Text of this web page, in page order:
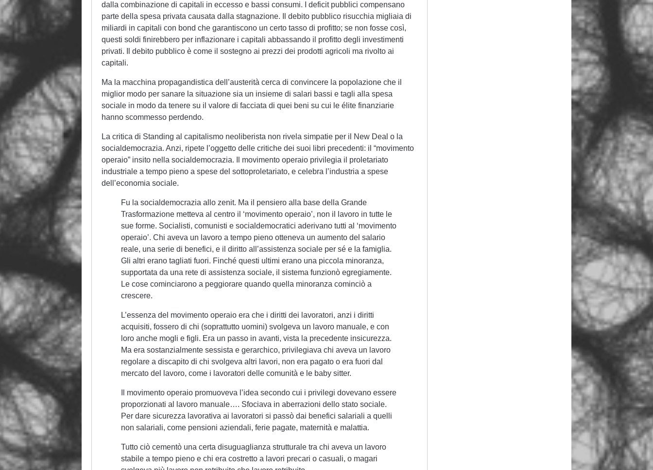
dalla combinazione di capitali in eccesso e bassi consumi. I deficit pubblici compensano
parte della spesa privata causata dalla stagnazione. Il debito pubblico risucchia migliaia di
miliardi in capitali con bond che garantiscono un certo tasso di profitto; se non fosse così,
questi soldi finirebbero per inflazionare i capitali abbassando il profitto degli investimenti
privati. Il debito pubblico è come il sostegno ai prezzi dei prodotti agricoli ma rivolto ai
capitali.
Ma la macchina propagandistica dell’austerità cerca di convincere la popolazione che il
miglior modo per sanare la situazione sia un insieme di salari bassi e tagli alla spesa
sociale in modo da tenere su il valore di facciata di quei beni su cui le élite finanziarie
hanno scommesso perdendo.
La critica di Standing al capitalismo neoliberista non rivela simpatie per il New Deal o la
socialdemocrazia. Anzi, ripete l’oggetto delle critiche dei suoi libri precedenti: il “movimento
operaio” insito nella socialdemocrazia. Il movimento operaio privilegia il proletariato
industriale a tempo pieno a spese del sottoproletariato, e celebra l’industria a spese
dell’economia sociale.
Fu la socialdemocrazia allo zenit. Ma il pensiero alla base della Grande
Trasformazione metteva al centro il ‘movimento operaio’, non il lavoro in tutte le
sue forme. Socialisti, comunisti e socialdemocratici aderivano tutti al ‘movimento
operaio’. Chi aveva un lavoro a tempo pieno otteneva un aumento del salario
reale, una serie di benefici, e il diritto all’assistenza sociale per sé e la famiglia.
Gli altri erano tagliati fuori. Finché questi ultimi erano una piccola minoranza,
supportata da una rete di assistenza sociale, il sistema funzionò egregiamente.
Le cose cominciarono a peggiorare quando quella minoranza cominciò a
crescere.
L’essenza del movimento operaio era che i diritti dei lavoratori, anzi i diritti
acquisiti, fossero di chi (soprattutto uomini) svolgeva un lavoro manuale, e con
loro anche mogli e figli. Era un passo in avanti, vista la precedente insicurezza.
Ma era sostanzialmente sessista e gerarchico, privilegiava chi aveva un lavoro
regolare a discapito di chi svolgeva altri lavori, non era pagato o era fuori dal
mercato del lavoro, come i lavoratori delle comunità e le baby sitter.
Il movimento operaio promuoveva l’idea secondo cui i privilegi dovevano essere
proporzionati al lavoro manuale…. Sfociava in aberrazioni dello stato sociale.
Per dare sicurezza lavorativa ai lavoratori si passò dai benefici salariali a quelli
non salariali, come pensioni aziendali, ferie pagate, maternità e malattia.
Tutto ciò cementò una certa disuguaglianza strutturale tra chi aveva un lavoro
stabile a tempo pieno e chi era costretto a lavori precari o casuali, o magari